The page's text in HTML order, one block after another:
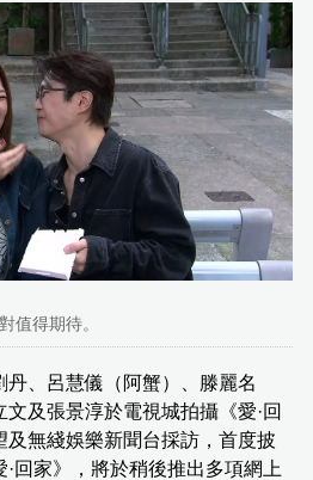
值得期待。
、呂慧儀（阿蟹）、滕麗名
文及張景淳於電視城拍攝《愛·回
無綫娛樂新聞台採訪，首度披
回家》，將於稍後推出多項網上